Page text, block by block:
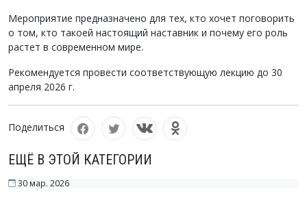
ЕЩЁ В ЭТОЙ КАТЕГОРИИ
30 мар. 2026
Мероприятие предназначено для тех, кто хочет поговорить
о том, кто такоей настоящий наставник и почему его роль
растет в современном мире.
Рекомендуется провести соответствующую лекцию до 30
апреля 2026 г.
Поделиться